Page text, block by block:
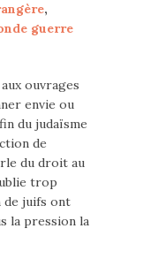
,
guerre
ouvrages
envie ou
du judaïsme
de
du droit au
trop
de juifs ont
la pression la